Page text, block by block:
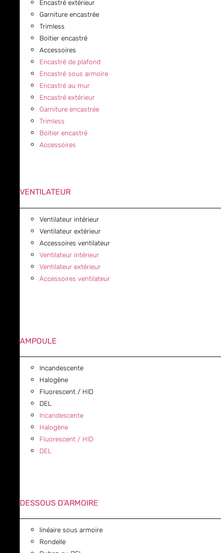
Encastré extérieur
Garniture encastrée
Trimless
Boitier encastré
Accessoires
Encastré de plafond
Encastré sous armoire
Encastré au mur
Encastré extérieur
Garniture encastrée
Trimless
Boitier encastré
Accessoires
VENTILATEUR
Ventilateur intérieur
Ventilateur extérieur
Accessoires ventilateur
Ventilateur intérieur
Ventilateur extérieur
Accessoires ventilateur
AMPOULE
Incandescente
Halogène
Fluorescent / HID
DEL
Incandescente
Halogène
Fluorescent / HID
DEL
DESSOUS D'ARMOIRE
linéaire sous armoire
Rondelle